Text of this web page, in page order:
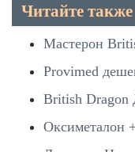
Читайте также
Мастерон
Provimed
British Dragon
Оксиметалон